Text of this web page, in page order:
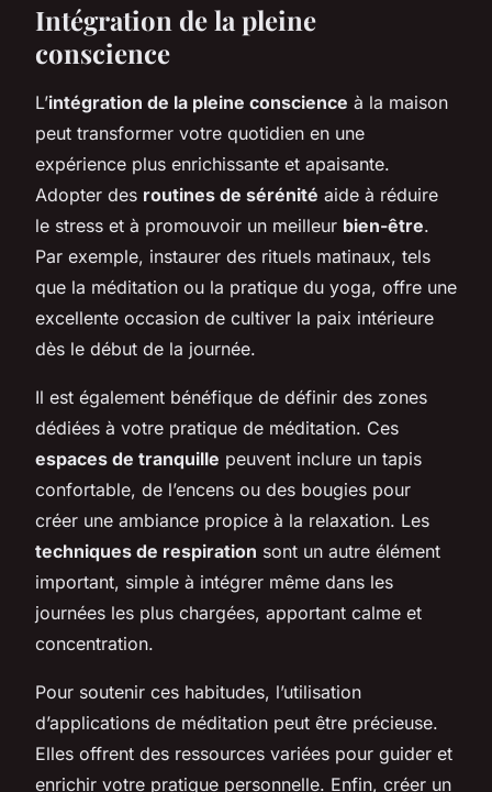
Intégration de la pleine
conscience
L’intégration de la pleine conscience à la maison
peut transformer votre quotidien en une
expérience plus enrichissante et apaisante.
Adopter des routines de sérénité aide à réduire
le stress et à promouvoir un meilleur bien-être.
Par exemple, instaurer des rituels matinaux, tels
que la méditation ou la pratique du yoga, offre une
excellente occasion de cultiver la paix intérieure
dès le début de la journée.
Il est également bénéfique de définir des zones
dédiées à votre pratique de méditation. Ces
espaces de tranquille peuvent inclure un tapis
confortable, de l’encens ou des bougies pour
créer une ambiance propice à la relaxation. Les
techniques de respiration sont un autre élément
important, simple à intégrer même dans les
journées les plus chargées, apportant calme et
concentration.
Pour soutenir ces habitudes, l’utilisation
d’applications de méditation peut être précieuse.
Elles offrent des ressources variées pour guider et
enrichir votre pratique personnelle. Enfin, créer un